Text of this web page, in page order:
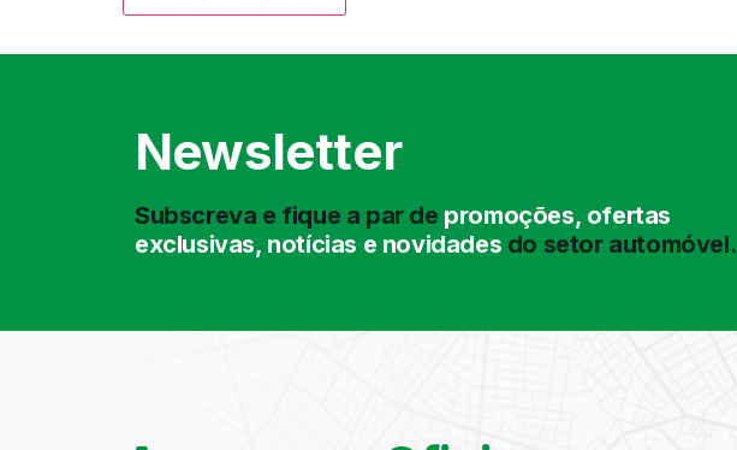
Newsletter
Subscreva e fique a par de promoções, ofertas
exclusivas, notícias e novidades do setor automóvel.